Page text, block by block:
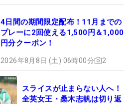
4日間の期間限定配布！11月までの
プレーに2回使える1,500円＆1,000
円分クーポン！
2026年8月8日 (土) 06時00分 2
スライスが止まらない人へ！
全英女王・桑木志帆は切り返